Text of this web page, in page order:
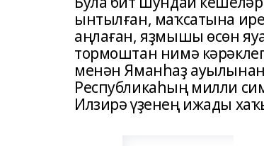
ынтылған, маҡсатына
аңлаған, яҙмышы өсөн
тормоштан нимә
менән Яманһаҙ
Республикаһың милли
Илзирә үҙенең ижады